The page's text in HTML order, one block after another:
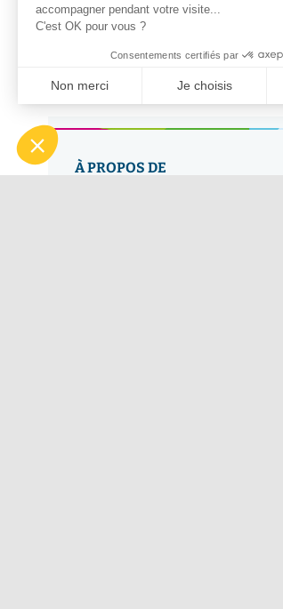
Le slogan lui va comme un gant :
pu trouver mieux !
À PROPOS DE
accompagner pendant votre visite...
C'est OK pour vous ?
Consentements certifiés par
Non merci Je choisis
Notre plateforme vous permet d'adapter